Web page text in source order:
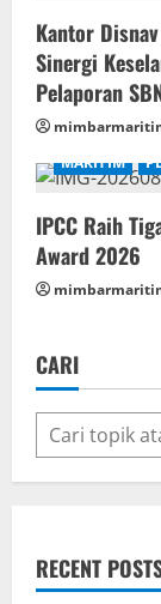
Kantor
Sinergi
Pelaporan
MARITIM
IPCC Raih
Award 2026
CARI
RECENT